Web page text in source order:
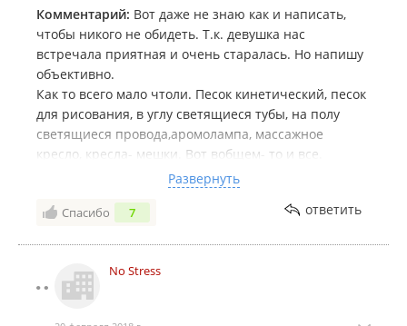
Комментарий: Вот даже не знаю как и написать,
чтобы никого не обидеть. Т.к. девушка нас
встречала приятная и очень старалась. Но напишу
объективно.
Как то всего мало чтоли. Песок кинетический, песок
для рисования, в углу светящиеся тубы, на полу
светящиеся провода,аромолампа, массажное
кресло, кресла- мешки. Вот вобщем- то и все.
Сенсорики как раз и не хвататет.
Комнатка небольшая. Звуков для расслабления
предложенных не так много, но в принципе
были планеты летать. Как то я их не увидела. Может
сломалось оборудование, я не знаю. Не
Развернуть
Спасибо 7 ответить
No Stress